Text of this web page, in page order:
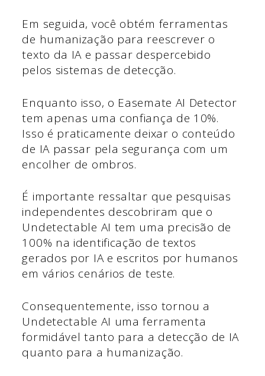
Em seguida, você obtém ferramentas
de humanização para reescrever o
texto da IA e passar despercebido
pelos sistemas de detecção.
Enquanto isso, o Easemate AI Detector
tem apenas uma confiança de 10%.
Isso é praticamente deixar o conteúdo
de IA passar pela segurança com um
encolher de ombros.
É importante ressaltar que pesquisas
independentes descobriram que o
Undetectable AI tem uma precisão de
100% na identificação de textos
gerados por IA e escritos por humanos
em vários cenários de teste.
Consequentemente, isso tornou a
Undetectable AI uma ferramenta
formidável tanto para a detecção de IA
quanto para a humanização.